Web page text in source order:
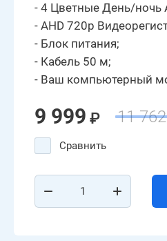
- 4 Цветные День/ночь
- AHD 720p
- Блок питания;
- Кабель 50 м;
- Ваш компьютерный
11 762
9 999 ₽
Сравнить